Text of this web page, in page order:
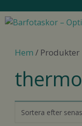
till
Hem / Produkter